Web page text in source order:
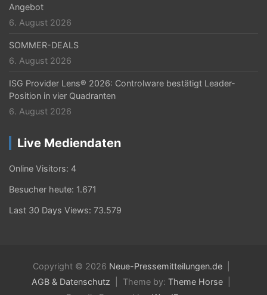
Angebot
6. August 2026
SOMMER-DEALS
6. August 2026
ISG Provider Lens® 2026: Controlware bestätigt Leader-
Position in vier Quadranten
6. August 2026
Live Mediendaten
Online Visitors: 4
Besucher heute: 1.671
Last 30 Days Views: 73.579
Copyright © 2026 Neue-Pressemitteilungen.de
AGB & Datenschutz
Theme by: Theme Horse